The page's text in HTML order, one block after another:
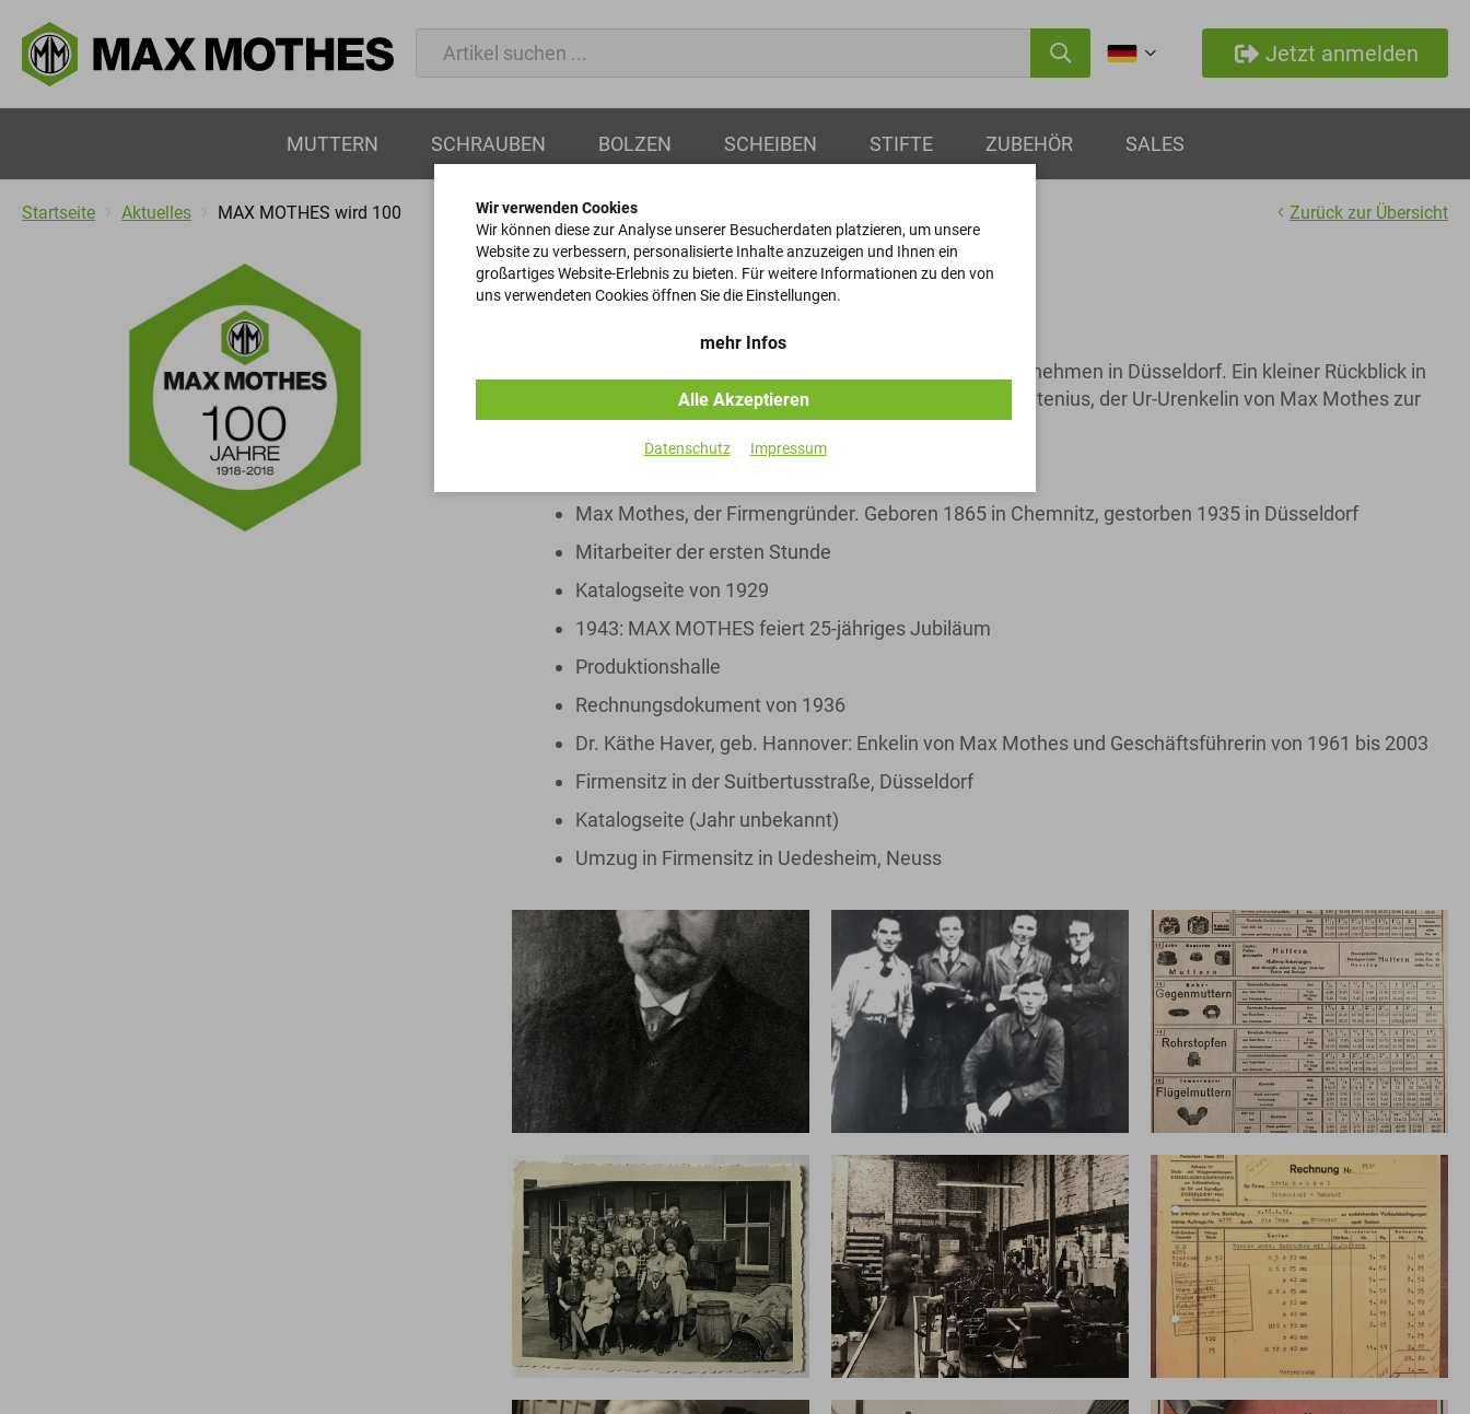
Jetzt anmelden
MUTTERN SCHRAUBEN BOLZEN SCHEIBEN STIFTE ZUBEHÖR SALES
Startseite Aktuelles MAX MOTHES wird 100 Zurück zur Übersicht
MAX MOTHES wird 100
Im Jahre 1918 gründete ein gewisser Max Mothes ein Unternehmen in Düsseldorf. Ein kleiner Rückblick in
Bildern. Alle Fotos wurden uns freundlicherweise von Silke Vitenius, der Ur-Urenkelin von Max Mothes zur
Verfügung gestellt.
Max Mothes, der Firmengründer. Geboren 1865 in Chemnitz, gestorben 1935 in Düsseldorf
Mitarbeiter der ersten Stunde
Katalogseite von 1929
1943: MAX MOTHES feiert 25-jähriges Jubiläum
Produktionshalle
Rechnungsdokument von 1936
Dr. Käthe Haver, geb. Hannover: Enkelin von Max Mothes und Geschäftsführerin von 1961 bis 2003
Firmensitz in der Suitbertusstraße, Düsseldorf
Katalogseite (Jahr unbekannt)
Umzug in Firmensitz in Uedesheim, Neuss
Wir verwenden Cookies
Wir können diese zur Analyse unserer Besucherdaten platzieren, um unsere
Website zu verbessern, personalisierte Inhalte anzuzeigen und Ihnen ein
großartiges Website-Erlebnis zu bieten. Für weitere Informationen zu den von
uns verwendeten Cookies öffnen Sie die Einstellungen.
mehr Infos
Alle Akzeptieren
Datenschutz Impressum